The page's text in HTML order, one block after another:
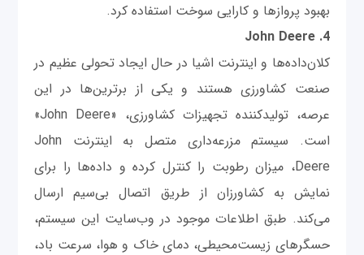
بهبود پروازها و کارایی سوخت استفاده کرد.
4. John Deere
کلان‌داده‌ها و اینترنت اشیا در حال ایجاد تحولی عظیم در
صنعت کشاورزی هستند و یکی از برترین‌ها در این
عرصه، تولیدکننده تجهیزات کشاورزی، «John Deere»
است. سیستم مزرعه‌داری متصل به اینترنت John
Deere، میزان رطوبت را کنترل کرده و داده‌ها را برای
نمایش به کشاورزان از طریق اتصال بی‌سیم ارسال
می‌کند. طبق اطلاعات موجود در وب‌سایت این سیستم،
حسگرهای زیست‌محیطی، دمای خاک و هوا، سرعت باد،